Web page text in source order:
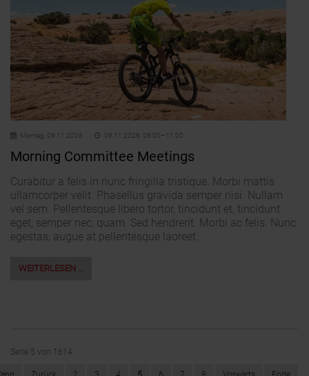
Montag, 09.11.2026 09.11.2026, 08:00–11:00
Morning Committee Meetings
Curabitur a felis in nunc fringilla tristique. Morbi mattis
ullamcorper velit. Phasellus gravida semper nisi. Nullam
vel sem. Pellentesque libero tortor, tincidunt et, tincidunt
eget, semper nec, quam. Sed hendrerit. Morbi ac felis. Nunc
egestas, augue at pellentesque laoreet.
WEITERLESEN …
Seite 5 von 1614